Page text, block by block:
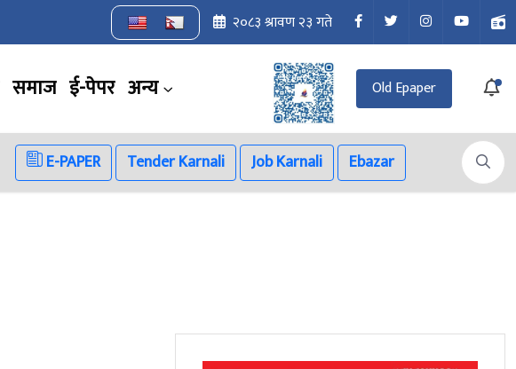
२०८३ श्रावण २३ गते
समाज ई-पेपर अन्य Old Epaper
E-PAPER Tender Karnali Job Karnali Ebazar